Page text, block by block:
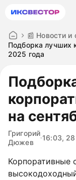
Акция:
📰 Новости и
​​Подборка лучших
2025 года
на
Григорий
Дюжев
16:03,
Корпоративные